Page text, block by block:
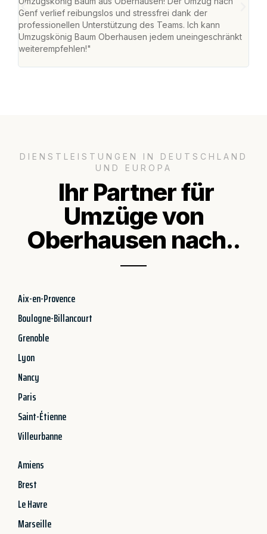
Genf verlief reibungslos und stressfrei dank der
professionellen Unterstützung des Teams. Ich kann
Umzugskönig Baum Oberhausen jedem uneingeschränkt
weiterempfehlen!"
DIENSTLEISTUNGEN IN DEUTSCHLAND
UND EUROPA
Ihr Partner für
Umzüge von
Oberhausen nach..
Aix-en-Provence
Boulogne-Billancourt
Grenoble
Lyon
Nancy
Paris
Saint-Étienne
Villeurbanne
Amiens
Brest
Le Havre
Marseille